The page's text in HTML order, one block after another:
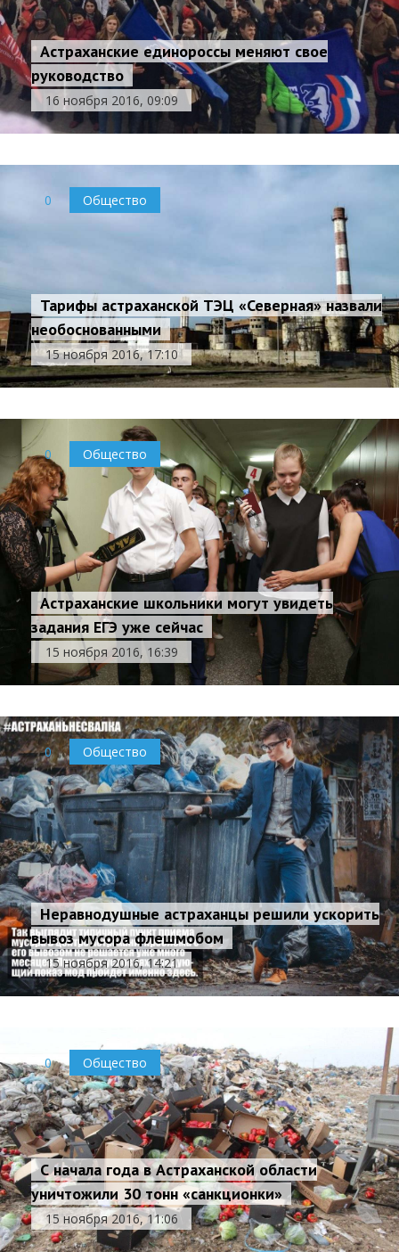
Астраханские единороссы меняют свое
руководство
16 ноября 2016, 09:09
0 Общество
Тарифы астраханской ТЭЦ «Северная» назвали
необоснованными
15 ноября 2016, 17:10
0 Общество
Астраханские школьники могут увидеть
задания ЕГЭ уже сейчас
15 ноября 2016, 16:39
0 Общество
Неравнодушные астраханцы решили ускорить
вывоз мусора флешмобом
15 ноября 2016, 14:21
0 Общество
С начала года в Астраханской области
уничтожили 30 тонн «санкционки»
15 ноября 2016, 11:06